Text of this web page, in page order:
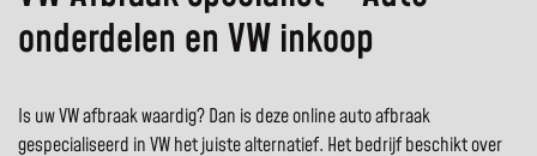
onderdelen en VW inkoop
Is uw VW afbraak waardig? Dan is deze online auto afbraak
gespecialiseerd in VW het juiste alternatief. Het bedrijf beschikt over